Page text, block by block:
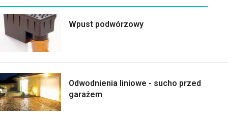
Wpust podwórzowy
Odwodnienia liniowe - sucho przed
garażem